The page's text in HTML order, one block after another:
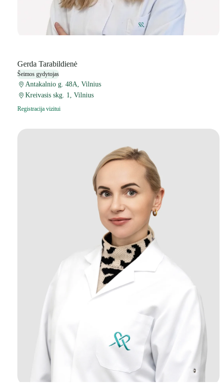
Gerda Tarabildienė
Šeimos gydytojas
Antakalnio g. 48A, Vilnius
Kreivasis skg. 1, Vilnius
Registracija vizitui